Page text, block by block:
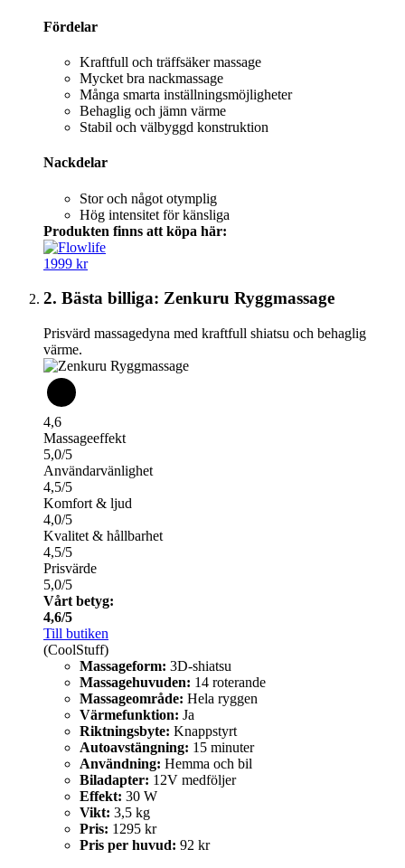
Fördelar
Kraftfull och träffsäker massage
Mycket bra nackmassage
Många smarta inställningsmöjligheter
Behaglig och jämn värme
Stabil och välbyggd konstruktion
Nackdelar
Stor och något otymplig
Hög intensitet för känsliga
Produkten finns att köpa här:
1999 kr
2. Bästa billiga: Zenkuru Ryggmassage
Prisvärd massagedyna med kraftfull shiatsu och behaglig
värme.
4,6
Massageeffekt
5,0/5
Användarvänlighet
4,5/5
Komfort & ljud
4,0/5
Kvalitet & hållbarhet
4,5/5
Prisvärde
5,0/5
Vårt betyg:
4,6/5
Till butiken
(CoolStuff)
Massageform: 3D-shiatsu
Massagehuvuden: 14 roterande
Massageområde: Hela ryggen
Värmefunktion: Ja
Riktningsbyte: Knappstyrt
Autoavstängning: 15 minuter
Användning: Hemma och bil
Biladapter: 12V medföljer
Effekt: 30 W
Vikt: 3,5 kg
Pris: 1295 kr
Pris per huvud: 92 kr